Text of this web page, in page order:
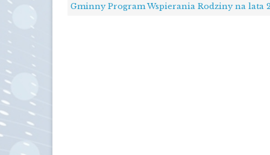
Gminny Program Wspierania Rodziny na lata